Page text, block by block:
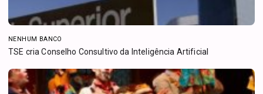
NENHUM BANCO
TSE cria Conselho Consultivo da Inteligência Artificial